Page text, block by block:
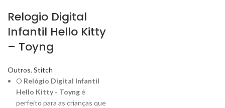
Relogio Digital
Infantil Hello Kitty
– Toyng
Outros, Stitch
O Relógio Digital Infantil
Hello Kitty - Toyngé
perfeito para as crianças que